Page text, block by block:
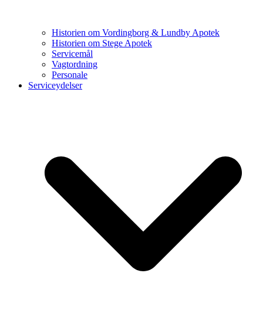
Historien om Vordingborg & Lundby Apotek
Historien om Stege Apotek
Servicemål
Vagtordning
Personale
Serviceydelser